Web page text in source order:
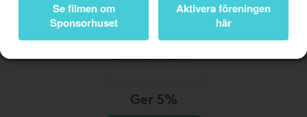
Se filmen om
Sponsorhuset
Aktivera föreningen
här
Ger 5%